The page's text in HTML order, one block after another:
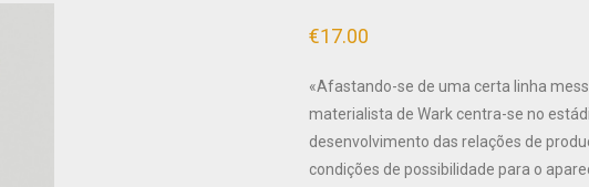
€17.00
«Afastando-se de uma certa linha
materialista de Wark centra-se no
desenvolvimento das relações de
condições de possibilidade para o